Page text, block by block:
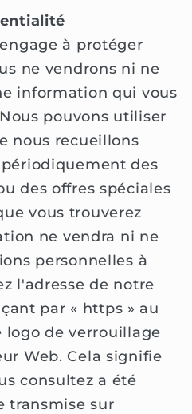
à protéger
ne vendrons ni ne
information qui vous
pouvons utiliser
nous recueillons
des
des offres spéciales
vous trouverez
ne vendra ni ne
personnelles à
l'adresse de notre
par « https » au
logo de verrouillage
Web. Cela signifie
consultez a été
transmise sur